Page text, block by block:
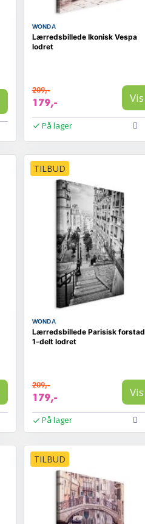
WONDA
Lærredsbillede Ikonisk Vespa
lodret
209,-
179,- Vis
På lager
TILBUD
WONDA
Lærredsbillede Parisisk forstad
1-delt lodret
209,-
179,- Vis
På lager
TILBUD